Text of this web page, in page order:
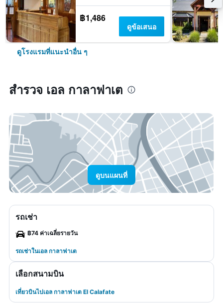
฿1,486
ดูข้อเสนอ
ดูโรงแรมที่แนะนำอื่น ๆ
สำรวจ เอล กาลาฟาเต
ดูบนแผนที่
รถเช่า
฿74 ค่าเฉลี่ยรายวัน
รถเช่าในเอล กาลาฟาเต
เลือกสนามบิน
เที่ยวบินไปเอล กาลาฟาเต El Calafate